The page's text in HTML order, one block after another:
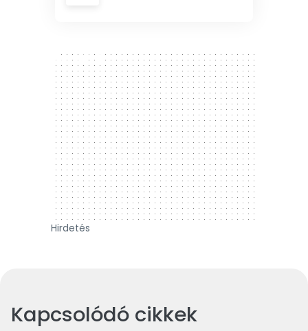
300 x 250
Hirdetés
Kapcsolódó cikkek